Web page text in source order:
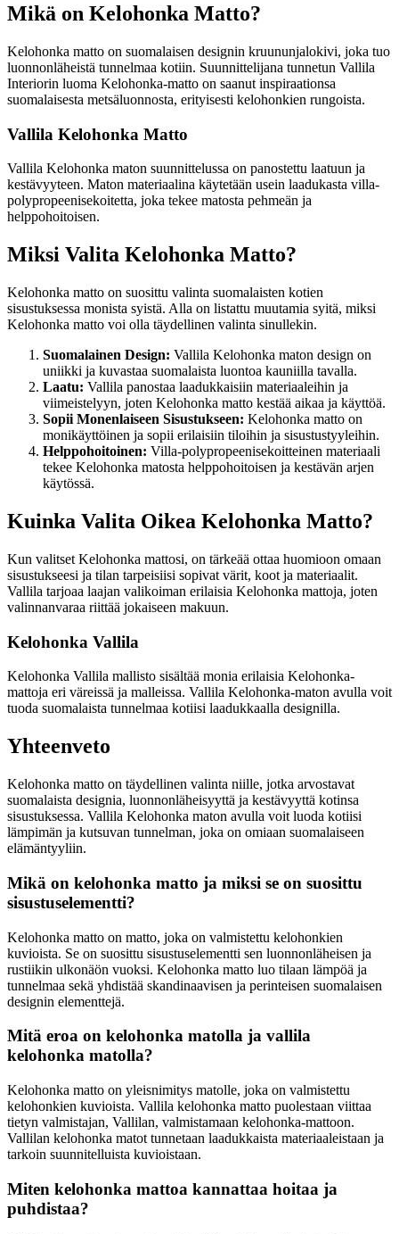
Mikä on Kelohonka Matto?
Kelohonka matto on suomalaisen designin kruununjalokivi, joka tuo
luonnonläheistä tunnelmaa kotiin. Suunnittelijana tunnetun Vallila
Interiorin luoma Kelohonka-matto on saanut inspiraationsa
suomalaisesta metsäluonnosta, erityisesti kelohonkien rungoista.
Vallila Kelohonka Matto
Vallila Kelohonka maton suunnittelussa on panostettu laatuun ja
kestävyyteen. Maton materiaalina käytetään usein laadukasta villa-
polypropeenisekoitetta, joka tekee matosta pehmeän ja
helppohoitoisen.
Miksi Valita Kelohonka Matto?
Kelohonka matto on suosittu valinta suomalaisten kotien
sisustuksessa monista syistä. Alla on listattu muutamia syitä, miksi
Kelohonka matto voi olla täydellinen valinta sinullekin.
Suomalainen Design: Vallila Kelohonka maton design on
uniikki ja kuvastaa suomalaista luontoa kauniilla tavalla.
Laatu: Vallila panostaa laadukkaisiin materiaaleihin ja
viimeistelyyn, joten Kelohonka matto kestää aikaa ja käyttöä.
Sopii Monenlaiseen Sisustukseen: Kelohonka matto on
monikäyttöinen ja sopii erilaisiin tiloihin ja sisustustyyleihin.
Helppohoitoinen: Villa-polypropeenisekoitteinen materiaali
tekee Kelohonka matosta helppohoitoisen ja kestävän arjen
käytössä.
Kuinka Valita Oikea Kelohonka Matto?
Kun valitset Kelohonka mattosi, on tärkeää ottaa huomioon omaan
sisustukseesi ja tilan tarpeisiisi sopivat värit, koot ja materiaalit.
Vallila tarjoaa laajan valikoiman erilaisia Kelohonka mattoja, joten
valinnanvaraa riittää jokaiseen makuun.
Kelohonka Vallila
Kelohonka Vallila mallisto sisältää monia erilaisia Kelohonka-
mattoja eri väreissä ja malleissa. Vallila Kelohonka-maton avulla voit
tuoda suomalaista tunnelmaa kotiisi laadukkaalla designilla.
Yhteenveto
Kelohonka matto on täydellinen valinta niille, jotka arvostavat
suomalaista designia, luonnonläheisyyttä ja kestävyyttä kotinsa
sisustuksessa. Vallila Kelohonka maton avulla voit luoda kotiisi
lämpimän ja kutsuvan tunnelman, joka on omiaan suomalaiseen
elämäntyyliin.
Mikä on kelohonka matto ja miksi se on suosittu
sisustuselementti?
Kelohonka matto on matto, joka on valmistettu kelohonkien
kuvioista. Se on suosittu sisustuselementti sen luonnonläheisen ja
rustiikin ulkonäön vuoksi. Kelohonka matto luo tilaan lämpöä ja
tunnelmaa sekä yhdistää skandinaavisen ja perinteisen suomalaisen
designin elementtejä.
Mitä eroa on kelohonka matolla ja vallila
kelohonka matolla?
Kelohonka matto on yleisnimitys matolle, joka on valmistettu
kelohonkien kuvioista. Vallila kelohonka matto puolestaan viittaa
tietyn valmistajan, Vallilan, valmistamaan kelohonka-mattoon.
Vallilan kelohonka matot tunnetaan laadukkaista materiaaleistaan ja
tarkoin suunnitelluista kuvioistaan.
Miten kelohonka mattoa kannattaa hoitaa ja
puhdistaa?